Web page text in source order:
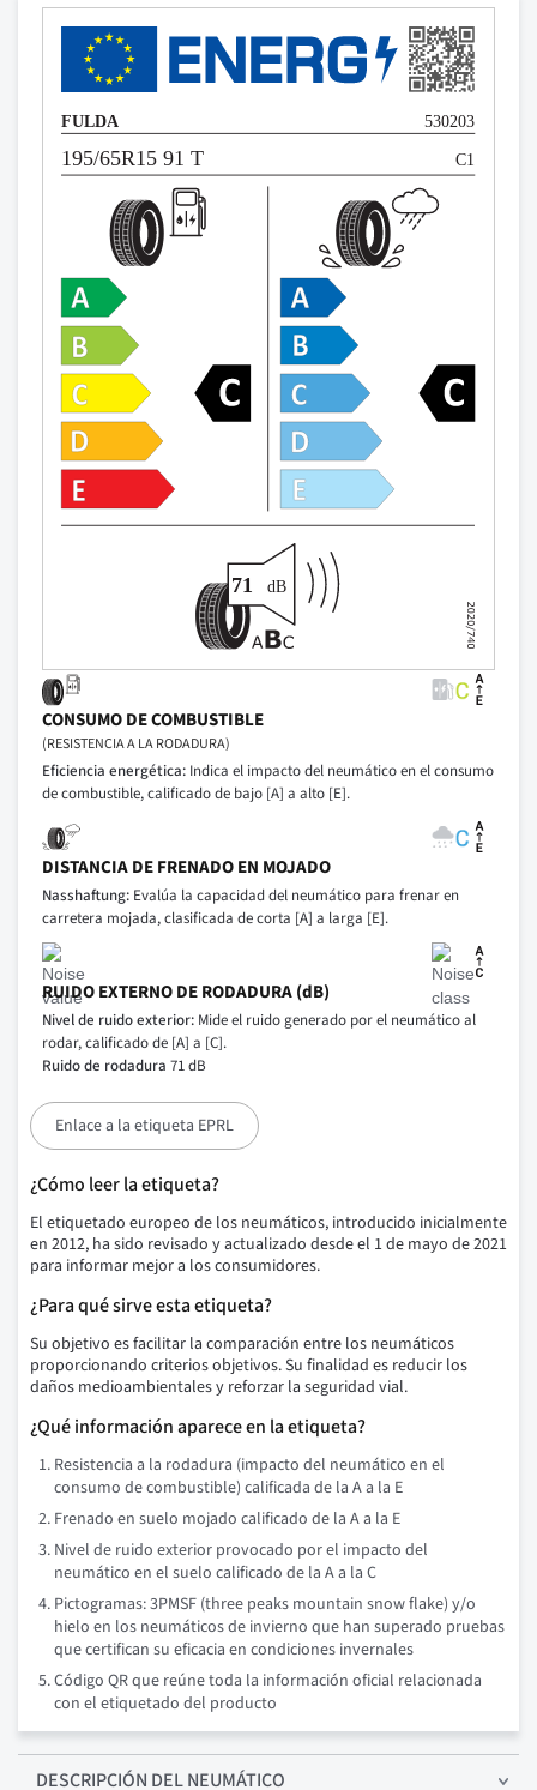
CONSUMO DE COMBUSTIBLE
(RESISTENCIA A LA RODADURA)
Eficiencia energética: Indica el impacto del neumático en el consumo
de combustible, calificado de bajo [A] a alto [E].
DISTANCIA DE FRENADO EN MOJADO
Nasshaftung: Evalúa la capacidad del neumático para frenar en
carretera mojada, clasificada de corta [A] a larga [E].
RUIDO EXTERNO DE RODADURA (dB)
Nivel de ruido exterior: Mide el ruido generado por el neumático al
rodar, calificado de [A] a [C].
Ruido de rodadura 71 dB
Enlace a la etiqueta EPRL
¿Cómo leer la etiqueta?
El etiquetado europeo de los neumáticos, introducido inicialmente
en 2012, ha sido revisado y actualizado desde el 1 de mayo de 2021
para informar mejor a los consumidores.
¿Para qué sirve esta etiqueta?
Su objetivo es facilitar la comparación entre los neumáticos
proporcionando criterios objetivos. Su finalidad es reducir los
daños medioambientales y reforzar la seguridad vial.
¿Qué información aparece en la etiqueta?
Resistencia a la rodadura (impacto del neumático en el
consumo de combustible) calificada de la A a la E
Frenado en suelo mojado calificado de la A a la E
Nivel de ruido exterior provocado por el impacto del
neumático en el suelo calificado de la A a la C
Pictogramas: 3PMSF (three peaks mountain snow flake) y/o
hielo en los neumáticos de invierno que han superado pruebas
que certifican su eficacia en condiciones invernales
Código QR que reúne toda la información oficial relacionada
con el etiquetado del producto
DESCRIPCIÓN DEL NEUMÁTICO